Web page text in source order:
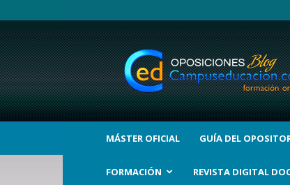
BLOG
Noticias
Oposiciones
y
bolsas
Trabajo
Interinos.
MÁSTER OFICIAL GUÍA DEL
FORMACIÓN REVISTA DIGITAL